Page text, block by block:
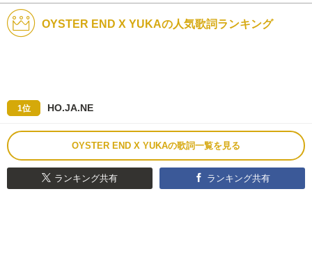
OYSTER END X YUKAの人気歌詞ランキング
1位 HO.JA.NE
OYSTER END X YUKAの歌詞一覧を見る
ランキング共有 ランキング共有